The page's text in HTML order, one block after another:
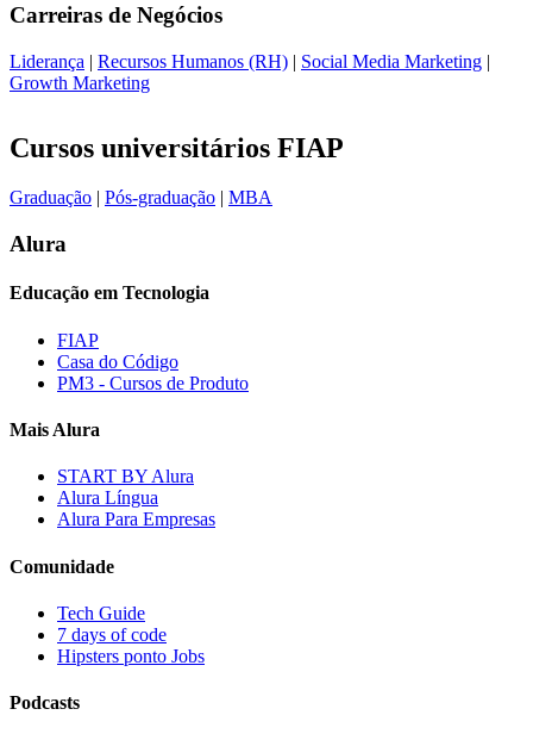
Carreiras de Negócios
Liderança | Recursos Humanos (RH) | Social Media Marketing |
Growth Marketing
Cursos universitários FIAP
Graduação Pós-graduação MBA
Alura
Educação em Tecnologia
FIAP
Casa do Código
PM3 - Cursos de Produto
Mais Alura
START BY Alura
Alura Língua
Alura Para Empresas
Comunidade
Tech Guide
7 days of code
Hipsters ponto Jobs
Podcasts